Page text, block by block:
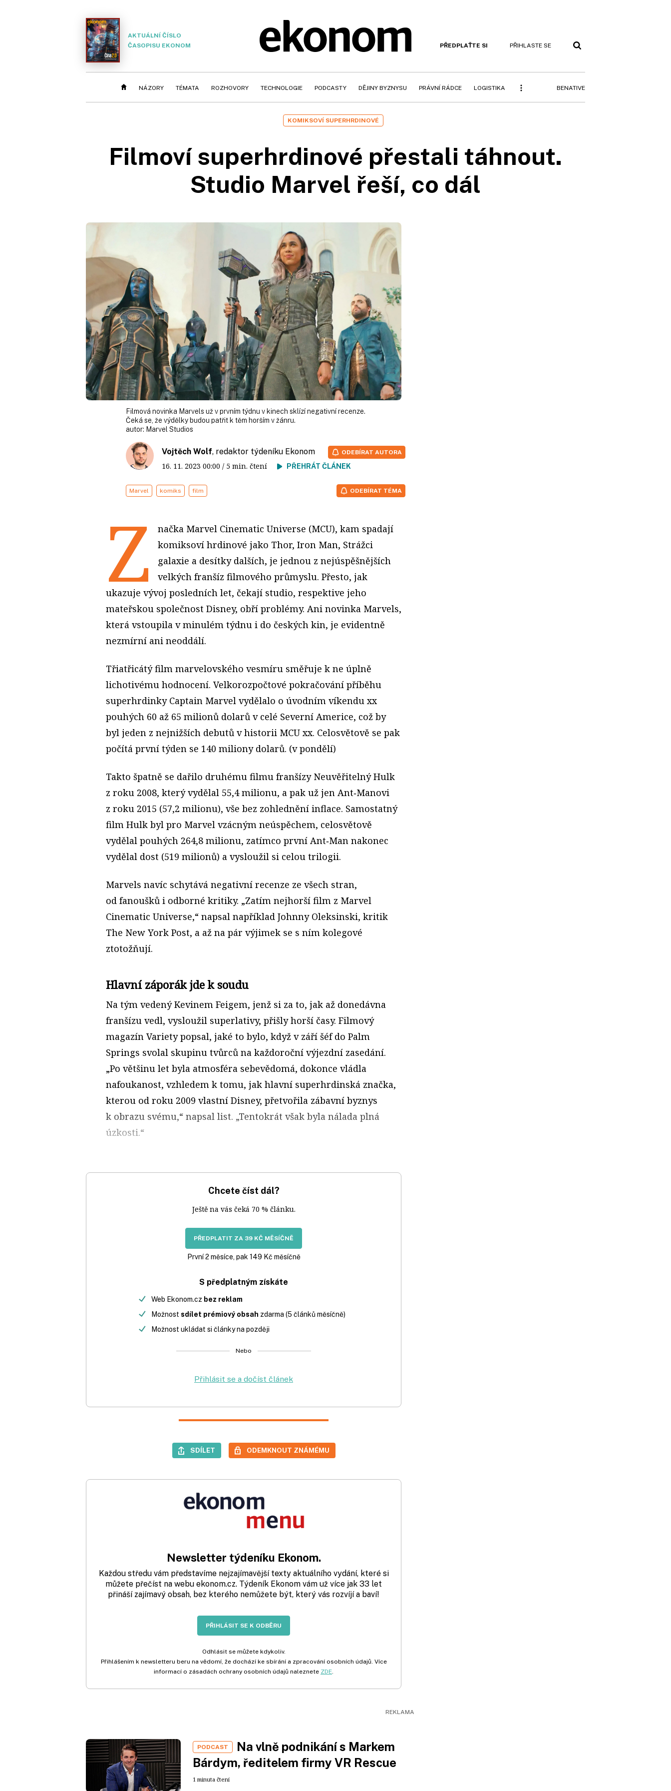
AKTUÁLNÍ ČÍSLO
ČASOPISU EKONOM
PŘEDPLAŤTE SI PŘIHLASTE SE
NÁZORY TÉMATA ROZHOVORY TECHNOLOGIE PODCASTY DĚJINY BYZNYSU PRÁVNÍ RÁDCE LOGISTIKA BENATIVE
KOMIKSOVÍ SUPERHRDINOVÉ
Filmoví superhrdinové přestali táhnout.
Studio Marvel řeší, co dál
Filmová novinka Marvels už v prvním týdnu v kinech sklízí negativní recenze.
Čeká se, že výdělky budou patřit k těm horším v žánru.
autor: Marvel Studios
Vojtěch Wolf, redaktor týdeníku Ekonom
16. 11. 2023 00:00 / 5 min. čtení PŘEHRÁT ČLÁNEK
ODEBÍRAT AUTORA
Marvel komiks film ODEBÍRAT TÉMA
Z
načka Marvel Cinematic Universe (MCU), kam spadají
komiksoví hrdinové jako Thor, Iron Man, Strážci
galaxie a desítky dalších, je jednou z nejúspěšnějších
velkých franšíz filmového průmyslu. Přesto, jak
ukazuje vývoj posledních let, čekají studio, respektive jeho
mateřskou společnost Disney, obří problémy. Ani novinka Marvels,
která vstoupila v minulém týdnu i do českých kin, je evidentně
nezmírní ani neoddálí.
Třiatřicátý film marvelovského vesmíru směřuje k ne úplně
lichotivému hodnocení. Velkorozpočtové pokračování příběhu
superhrdinky Captain Marvel vydělalo o úvodním víkendu xx
pouhých 60 až 65 milionů dolarů v celé Severní Americe, což by
byl jeden z nejnižších debutů v historii MCU xx. Celosvětově se pak
počítá první týden se 140 miliony dolarů. (v pondělí)
Takto špatně se dařilo druhému filmu franšízy Neuvěřitelný Hulk
z roku 2008, který vydělal 55,4 mi­lionu, a pak už jen Ant‑Manovi
z roku 2015 (57,2 milionu), vše bez zohlednění inflace. Samostatný
film Hulk byl pro Marvel vzácným neúspěchem, celosvětově
vydělal pouhých 264,8 mi­lionu, zatímco první Ant‑Man nakonec
vydělal dost (519 milionů) a vysloužil si celou trilogii.
Marvels navíc schytává negativní recenze ze všech stran,
od fanoušků i odborné kritiky. „Zatím nejhorší film z Marvel
Cinematic Universe,“ napsal například Johnny Oleksinski, kritik
The New York Post, a až na pár výjimek se s ním kolegové
ztotožňují.
Hlavní záporák jde k soudu
Na tým vedený Kevinem Feigem, jenž si za to, jak až donedávna
franšízu vedl, vysloužil superlativy, přišly horší časy. Filmový
magazín Variety popsal, jaké to bylo, když v září šéf do Palm
Springs svolal skupinu tvůrců na každoroční výjezdní zasedání.
„Po většinu let byla atmosféra sebevědomá, dokonce vládla
nafoukanost, vzhledem k tomu, jak hlavní superhrdinská značka,
kterou od roku 2009 vlastní Disney, přetvořila zábavní byznys
k obrazu svému,“ napsal list. „Tentokrát však byla nálada plná
úzkosti.“
Chcete číst dál?
Ještě na vás čeká 70 % článku.
PŘEDPLATIT ZA 39 KČ MĚSÍČNĚ
První 2 měsíce, pak 149 Kč měsíčně
S předplatným získáte
Web Ekonom.cz bez reklam
Možnost sdílet prémiový obsah zdarma (5 článků měsíčně)
Možnost ukládat si články na později
Nebo
Přihlásit se a dočíst článek
SDÍLET ODEMKNOUT ZNÁMÉMU
Newsletter týdeníku Ekonom.
Každou středu vám představíme nejzajímavější texty aktuálního vydání, které si
můžete přečíst na webu ekonom.cz. Týdeník Ekonom vám už více jak 33 let
přináší zajímavý obsah, bez kterého nemůžete být, který vás rozvíjí a baví!
PŘIHLÁSIT SE K ODBĚRU
Odhlásit se můžete kdykoliv.
Přihlášením k newsletteru beru na vědomí, že dochází ke sbírání a zpracování osobních údajů. Více
informací o zásadách ochrany osobních údajů naleznete ZDE
PODCAST
Na vlně podnikání s Markem
Bárdym, ředitelem firmy VR Rescue
1 minuta čtení